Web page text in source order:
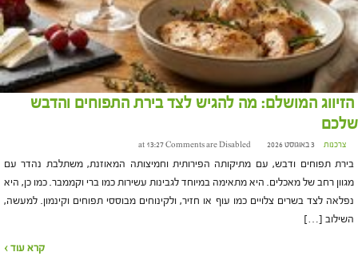
הזיווג המושלם: מה להגיש לצד בירת התפוחים והדבש
שלכם
צרכנות 3 באוגוסט 2026 at 13:27 Comments are Disabled
בירת תפוחים ודבש, עם מתיקותה הפירותית וחמיצותה המאוזנת, משתלבת נהדר עם
מגוון רחב של מאכלים. היא מתאימה במיוחד לגבינות עשירות כמו ברי וקממבר. כמו כן, היא
נפלאה לצד בשרים צלויים כמו עוף או חזיר, ולקינוחים מבוססי תפוחים וקינמון. למעשה,
השילוב […]
קרא עוד ›